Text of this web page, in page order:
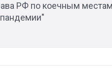
РФ по коечным местам